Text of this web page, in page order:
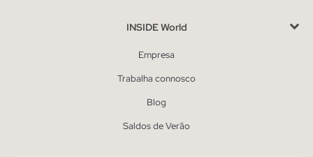
INSIDE World
Empresa
Trabalha connosco
Blog
Saldos de Verão